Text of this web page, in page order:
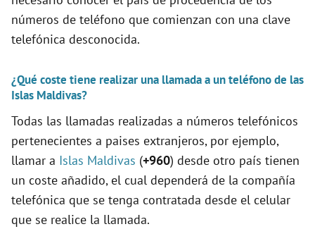
números de teléfono que comienzan con una clave
telefónica desconocida.
¿Qué coste tiene realizar una llamada a un teléfono de las
Islas Maldivas?
Todas las llamadas realizadas a números telefónicos
pertenecientes a paises extranjeros, por ejemplo,
llamar a Islas Maldivas (+960) desde otro país tienen
un coste añadido, el cual dependerá de la compañía
telefónica que se tenga contratada desde el celular
que se realice la llamada.